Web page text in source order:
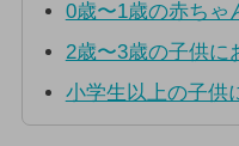
0歳〜1歳の赤ちゃ
2歳〜3歳の子供に
小学生以上の子供